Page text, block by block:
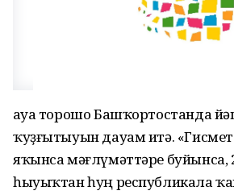
Һауа торошо Башҡортостанда
ҡуҙғытыуын дауам итә.
яҡынса мәғлүмәттәре буйынса,
һыуыҡтан һуң республикала